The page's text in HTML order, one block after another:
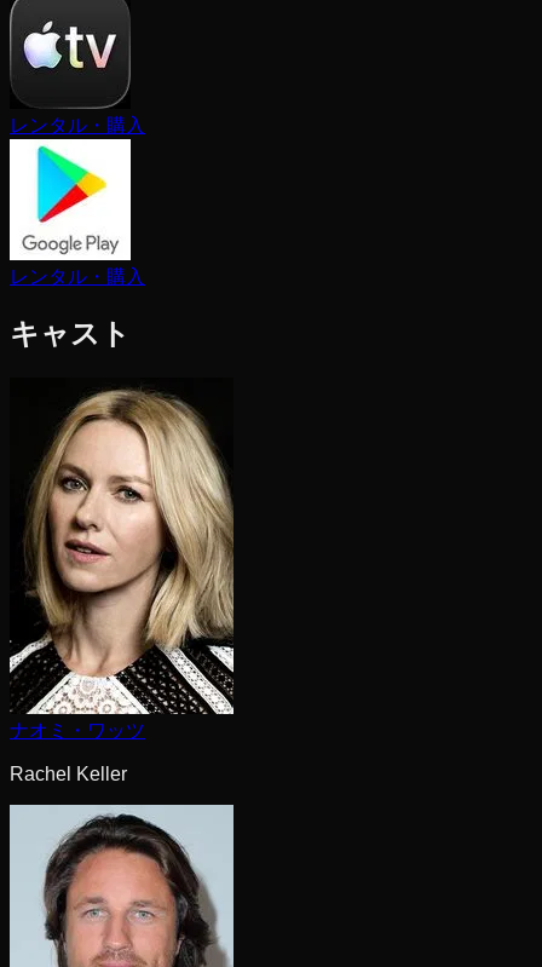
レンタル・購入
レンタル・購入
キャスト
ナオミ・ワッツ
Rachel Keller